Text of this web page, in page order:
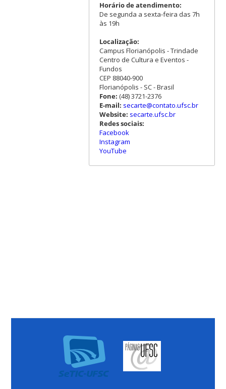
Horário de atendimento:
De segunda a sexta-feira das 7h
às 19h
Localização:
Campus Florianópolis - Trindade
Centro de Cultura e Eventos -
Fundos
CEP 88040-900
Florianópolis - SC - Brasil
Fone: (48) 3721-2376
E-mail: secarte@contato.ufsc.br
Website: secarte.ufsc.br
Redes sociais:
Facebook
Instagram
YouTube